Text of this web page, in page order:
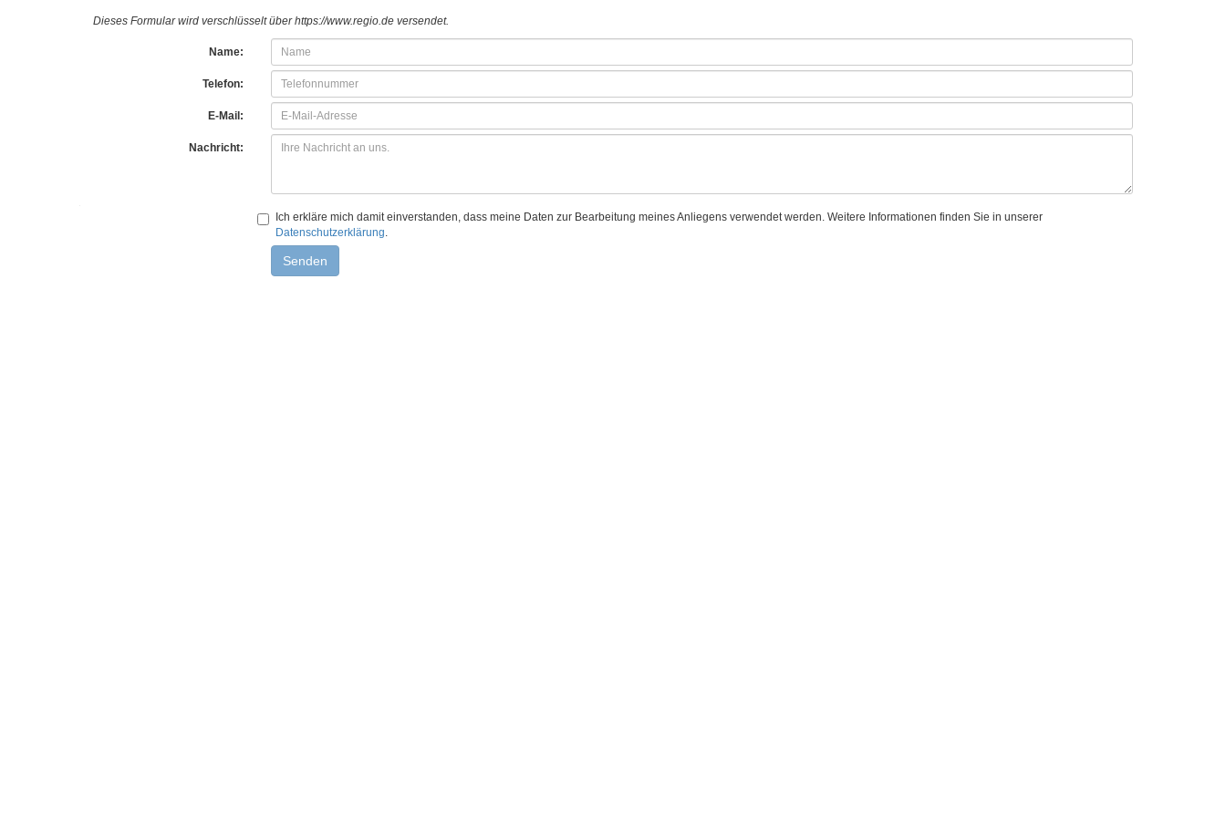
Dieses Formular wird verschlüsselt über https://www.regio.de versendet.
Name:
Telefon:
E-Mail:
Nachricht:
Ich erkläre mich damit einverstanden, dass meine Daten zur Bearbeitung meines Anliegens verwendet werden. Weitere Informationen finden Sie in unserer
Datenschutzerklärung.
Senden